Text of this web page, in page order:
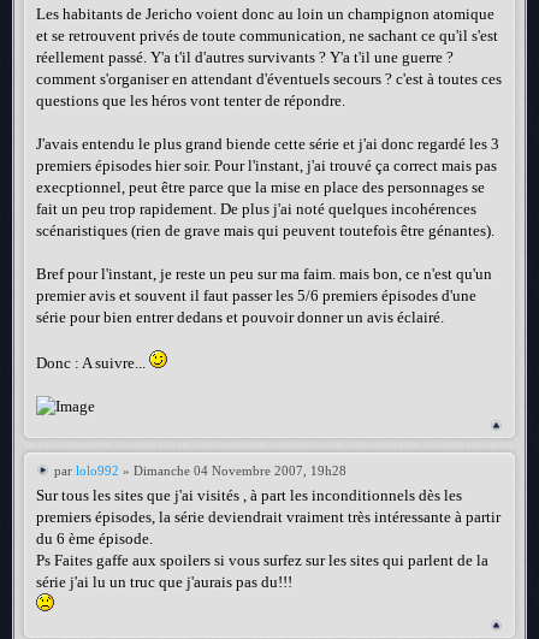
Les habitants de Jericho voient donc au loin un champignon atomique
et se retrouvent privés de toute communication, ne sachant ce qu'il s'est
réellement passé. Y'a t'il d'autres survivants ? Y'a t'il une guerre ?
comment s'organiser en attendant d'éventuels secours ? c'est à toutes ces
questions que les héros vont tenter de répondre.
J'avais entendu le plus grand biende cette série et j'ai donc regardé les 3
premiers épisodes hier soir. Pour l'instant, j'ai trouvé ça correct mais pas
execptionnel, peut être parce que la mise en place des personnages se
fait un peu trop rapidement. De plus j'ai noté quelques incohérences
scénaristiques (rien de grave mais qui peuvent toutefois être génantes).
Bref pour l'instant, je reste un peu sur ma faim. mais bon, ce n'est qu'un
premier avis et souvent il faut passer les 5/6 premiers épisodes d'une
série pour bien entrer dedans et pouvoir donner un avis éclairé.
Donc : A suivre...
par lolo992 » Dimanche 04 Novembre 2007, 19h28
Sur tous les sites que j'ai visités , à part les inconditionnels dès les
premiers épisodes, la série deviendrait vraiment très intéressante à partir
du 6 ème épisode.
Ps Faites gaffe aux spoilers si vous surfez sur les sites qui parlent de la
série j'ai lu un truc que j'aurais pas du!!!